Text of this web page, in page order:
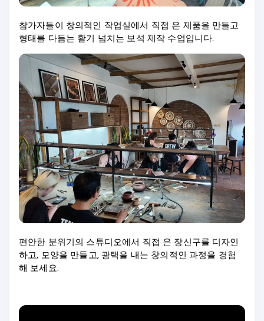
참가자들이 창의적인 작업실에서 직접 은 제품을 만들고
형태를 다듬는 활기 넘치는 보석 제작 수업입니다.
편안한 분위기의 스튜디오에서 직접 은 장신구를 디자인
하고, 모양을 만들고, 광택을 내는 창의적인 과정을 경험
해 보세요.